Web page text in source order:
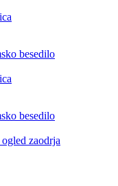
besedilo
besedilo
zaodrja